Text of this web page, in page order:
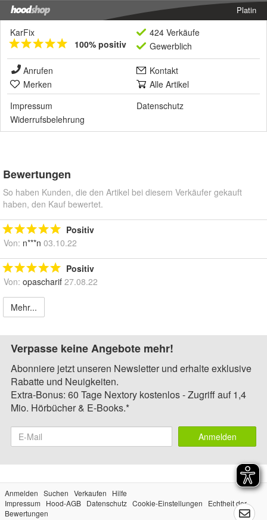
Platin
KarFix
100% positiv
424 Verkäufe
Gewerblich
Anrufen
Kontakt
Merken
Alle Artikel
Impressum
Datenschutz
Widerrufsbelehrung
Bewertungen
So haben Kunden, die den Artikel bei diesem Verkäufer gekauft
haben, den Kauf bewertet.
Positiv
Von: n***n 03.10.22
Positiv
Von: opascharif 27.08.22
Mehr...
Verpasse keine Angebote mehr!
Abonniere jetzt unseren Newsletter und erhalte exklusive
Rabatte und Neuigkeiten.
Extra-Bonus: 60 Tage Nextory kostenlos - Zugriff auf 1,4
Mio. Hörbücher & E-Books.*
Anmelden
Anmelden Suchen Verkaufen
Hilfe
Impressum
Hood-AGB Datenschutz Cookie-Einstellungen
Echtheit der
Bewertungen